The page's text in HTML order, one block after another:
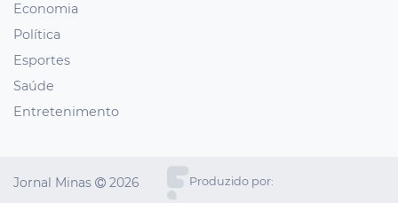
Economia
Política
Esportes
Saúde
Entretenimento
Jornal Minas 2026 Produzido por: